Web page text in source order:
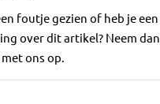
foutje gezien of heb je een
over dit artikel? Neem dan
ons op.